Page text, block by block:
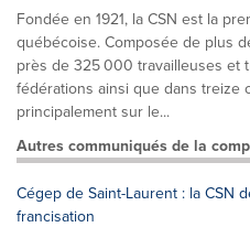
Fondée en 1921, la CSN est la
québécoise. Composée de plus
près de 325 000 travailleuses et
fédérations ainsi que dans treize
principalement sur le...
Autres communiqués de la
Cégep de Saint-Laurent : la CSN
francisation